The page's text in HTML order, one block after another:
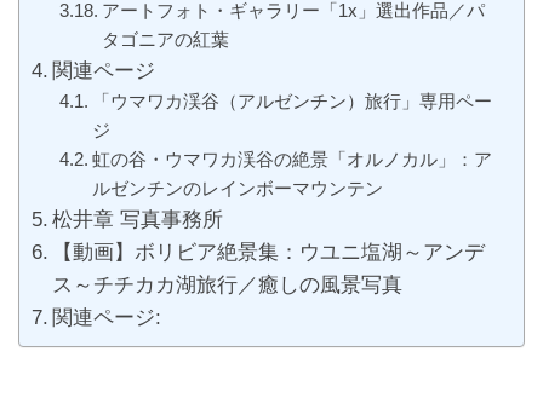
アートフォト・ギャラリー「1x」選出作品／パ
タゴニアの紅葉
関連ページ
「ウマワカ渓谷（アルゼンチン）旅行」専用ペー
ジ
虹の谷・ウマワカ渓谷の絶景「オルノカル」：ア
ルゼンチンのレインボーマウンテン
松井章 写真事務所
【動画】ボリビア絶景集：ウユニ塩湖～アンデ
ス～チチカカ湖旅行／癒しの風景写真
関連ページ: